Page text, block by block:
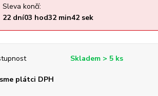
Sleva končí:
22 dní03 hod32min41sek
Skladem > 5 ks
plátci DPH